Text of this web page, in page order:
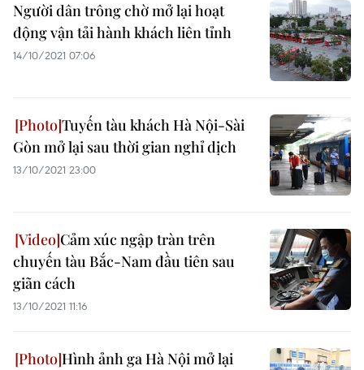
Người dân trông chờ mở lại hoạt
động vận tải hành khách liên tỉnh
14/10/2021 07:06
Tuyến tàu khách Hà Nội-Sài
Gòn mở lại sau thời gian nghỉ dịch
13/10/2021 23:00
Cảm xúc ngập tràn trên
chuyến tàu Bắc-Nam đầu tiên sau
giãn cách
13/10/2021 11:16
Hình ảnh ga Hà Nội mở lại